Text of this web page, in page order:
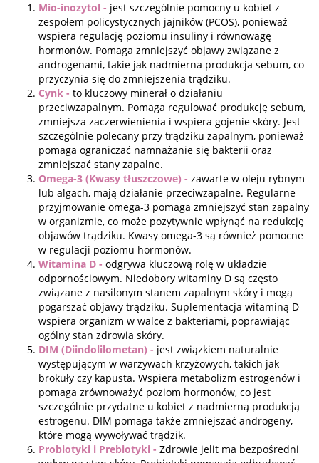
Mio-inozytol - jest szczególnie pomocny u kobiet z
zespołem policystycznych jajników (PCOS), ponieważ
wspiera regulację poziomu insuliny i równowagę
hormonów. Pomaga zmniejszyć objawy związane z
androgenami, takie jak nadmierna produkcja sebum, co
przyczynia się do zmniejszenia trądziku.
Cynk - to kluczowy minerał o działaniu
przeciwzapalnym. Pomaga regulować produkcję sebum,
zmniejsza zaczerwienienia i wspiera gojenie skóry. Jest
szczególnie polecany przy trądziku zapalnym, ponieważ
pomaga ograniczać namnażanie się bakterii oraz
zmniejszać stany zapalne.
Omega-3 (Kwasy tłuszczowe) - zawarte w oleju rybnym
lub algach, mają działanie przeciwzapalne. Regularne
przyjmowanie omega-3 pomaga zmniejszyć stan zapalny
w organizmie, co może pozytywnie wpłynąć na redukcję
objawów trądziku. Kwasy omega-3 są również pomocne
w regulacji poziomu hormonów.
Witamina D - odgrywa kluczową rolę w układzie
odpornościowym. Niedobory witaminy D są często
związane z nasilonym stanem zapalnym skóry i mogą
pogarszać objawy trądziku. Suplementacja witaminą D
wspiera organizm w walce z bakteriami, poprawiając
ogólny stan zdrowia skóry.
DIM (Diindolilometan) - jest związkiem naturalnie
występującym w warzywach krzyżowych, takich jak
brokuły czy kapusta. Wspiera metabolizm estrogenów i
pomaga zrównoważyć poziom hormonów, co jest
szczególnie przydatne u kobiet z nadmierną produkcją
estrogenu. DIM pomaga także zmniejszać androgeny,
które mogą wywoływać trądzik.
Probiotyki i Prebiotyki - Zdrowie jelit ma bezpośredni